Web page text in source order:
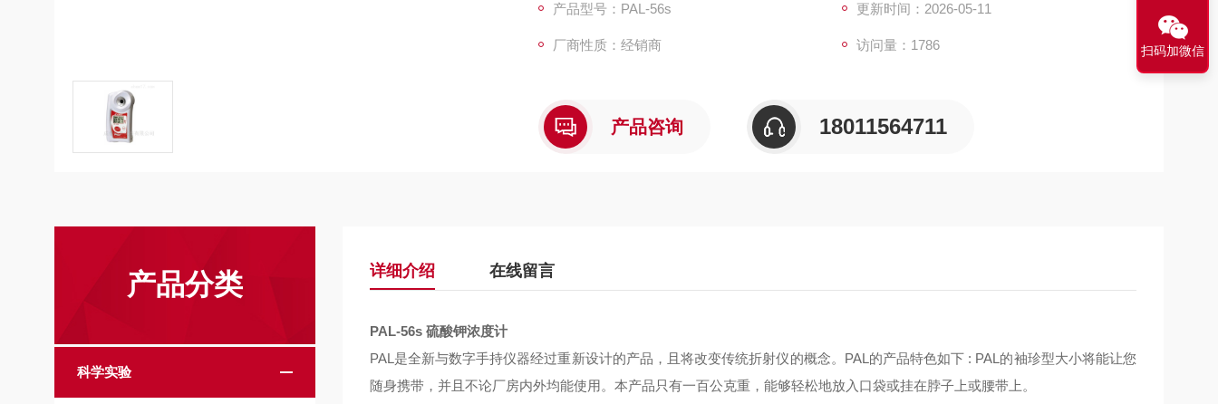
产品型号：PAL-56s 更新时间：2026-05-11
厂商性质：经销商 访问量：1786
产品咨询 18011564711
产品分类
科学实验
详细介绍 在线留言
PAL-56s 硫酸钾浓度计
PAL 是全新与数字手持仪器经过重新设计的产品，且将改变传统折射仪的概念。 PAL 的产品特色如下 : PAL 的袖珍型大小将能让您
随身携带，并且不论厂房内外均能使用。本产品只有一百公克重，能够轻松地放入口袋或挂在脖子上或腰带上。
扫码加微信